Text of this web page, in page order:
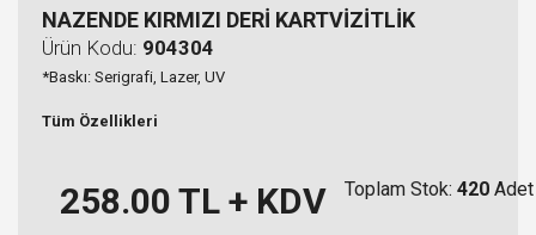
NAZENDE KIRMIZI DERİ KARTVİZİTLİK
Ürün Kodu: 904304
*Baskı: Serigrafi, Lazer, UV
Tüm Özellikleri
258.00 TL + KDV Toplam Stok: 420 Adet